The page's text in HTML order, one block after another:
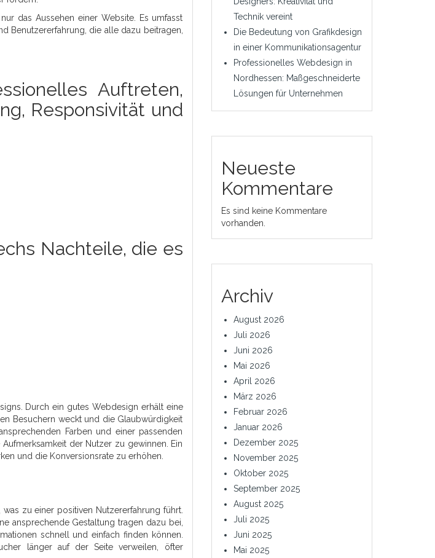
das Aussehen einer Website. Es umfasst
Benutzererfahrung, die alle dazu beitragen,
Auftreten,
Responsivität und
Nachteile, die es
Durch ein gutes Webdesign erhält eine
Besuchern weckt und die Glaubwürdigkeit
Farben und einer passenden
der Nutzer zu gewinnen. Ein
und die Konversionsrate zu erhöhen.
zu einer positiven Nutzererfahrung führt.
ansprechende Gestaltung tragen dazu bei,
schnell und einfach finden können.
länger auf der Seite verweilen, öfter
Technik vereint
Die Bedeutung von Grafikdesign
in einer Kommunikationsagentur
Professionelles Webdesign in
Nordhessen: Maßgeschneiderte
Lösungen für Unternehmen
Neueste
Kommentare
Es sind keine Kommentare
vorhanden.
Archiv
August 2026
Juli 2026
Juni 2026
Mai 2026
April 2026
März 2026
Februar 2026
Januar 2026
Dezember 2025
November 2025
Oktober 2025
September 2025
August 2025
Juli 2025
Juni 2025
Mai 2025